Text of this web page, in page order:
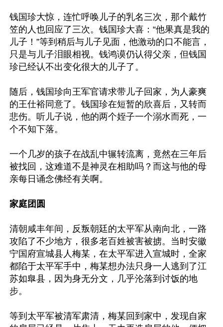
钱国珍大惊，连忙呼唤儿子的乳名三次，那个戴竹
笠的人也回应了三次。钱国珍大喜：“他果真是我的
儿子！”等到稍后与儿子见面，他激动的口不能言，
只是与儿子泪眼相视。钱鸿谟仍认得父亲，但钱国
珍已经认不出变化很大的儿子了。
随后，钱国珍向王军官请求带儿子回家，为人豪爽
的王仕裕同意了。钱国珍在短暂的欣喜后，又转而
悲伤。听儿子说，他的两个姪子一个溺水而死，一
个不知下落。
一个几岁的孩子在战乱中辗转流离，竟然在三年后
被找回，这难道不是神灵在相助吗？而这与他的母
亲每日诵念佛经有关啊。
家庭团圆
清朝咸丰年间，反叛朝廷的太平军从南向北，一路
攻陷了不少地方，很多老百姓被害被掳。当时安徽
宁国府宣城县人梅某，在太平军进入宣城时，全家
都陷于太平军手中，梅某想办法只身一人逃到了江
苏如臯县，因为身无分文，几乎沦落到讨饭的地
步。
等到太平军被清军肃清，梅某回到家中，发现自家